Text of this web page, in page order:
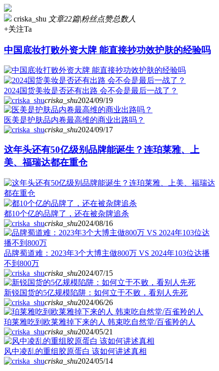
criska_shu 文章22篇|粉丝点赞总数人
+关注Ta
中国底妆打败外资大牌 能直接抄功效护肤的经验吗
2024国货美妆是否还有出路 会不会是最后一战了？
criska_shu2024/09/19
医美是护肤品内卷最高维的商业出路吗？
criska_shu2024/09/17
这年头还有50亿级别品牌能诞生？连珀莱雅、上
美、福瑞达都在重仓
都10个亿的品牌了，还在被杂牌追杀
criska_shu2024/08/16
品牌蜀道难：2023年3个大博主做800万 VS 2024年103位达播
不到800万
criska_shu2024/07/15
新锐国货的5亿规模陷阱：如何立于不败，看别人先死
criska_shu2024/06/26
珀莱雅吃到欧莱雅掉下来的人 韩束吃自然堂/百雀羚的人
criska_shu2024/05/21
风中凌乱的重组胶原蛋白 该如何讲述真相
criska_shu2024/05/14